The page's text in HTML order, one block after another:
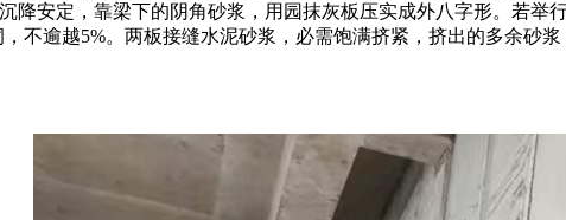
降安定，靠梁下的阴角砂浆，用园抹灰板压实成外八字形。若
不逾越5%。两板接缝水泥砂浆，必需饱满挤紧，挤出的多余砂